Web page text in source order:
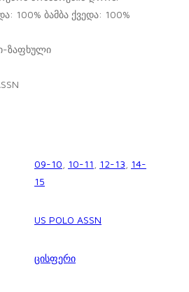
100% ბამბა ქვედა: 100%
ზაფხული
09-10 10-11 12-13
14-
15
US POLO ASSN
ცისფერი